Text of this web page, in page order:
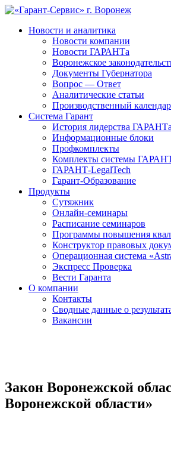
Новости и аналитика
Новости компании
Новости ГАРАНТа
Воронежское
Документы Губернатора
Вопрос — Ответ
Аналитические статьи
Производственный
Система Гарант
История лидерства ГАРАНТа
Информационные блоки
Профкомплекты
Комплекты системы
ГАРАНТ-LegalTech
Гарант-Образование
Продукты
Сутяжник
Онлайн-семинары
Расписание семинаров
Программы повышения
Конструктор правовых
Операционная система
Экспресс Проверка
Вести Гаранта
О компании
Контакты
Сводные данные о
Вакансии
Закон Воронежской
Воронежской области»